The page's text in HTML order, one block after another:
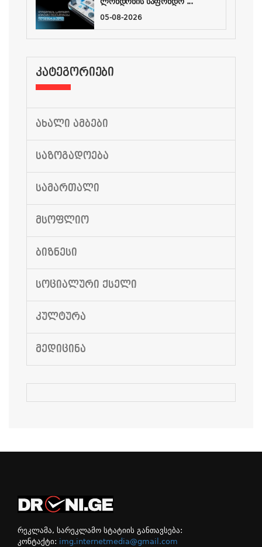
05-08-2026
ᲙᲐᲢᲔᲒᲝᲠᲘᲔᲑᲘ
ᲐᲮᲐᲚᲘ ᲐᲛᲑᲔᲑᲘ
ᲡᲐᲖᲝᲒᲐᲓᲝᲔᲑᲐ
ᲡᲐᲛᲐᲠᲗᲐᲚᲘ
ᲛᲡᲝᲤᲚᲘᲝ
ᲑᲘᲖᲜᲔᲡᲘ
ᲡᲝᲪᲘᲐᲚᲣᲠᲘ ᲥᲡᲔᲚᲘ
ᲙᲣᲚᲢᲣᲠᲐ
ᲛᲔᲓᲘᲪᲘᲜᲐ
რეკლამა, სარეკლამო სტატიის განთავსება:
კონტაქტი: img.internetmedia@gmail.com